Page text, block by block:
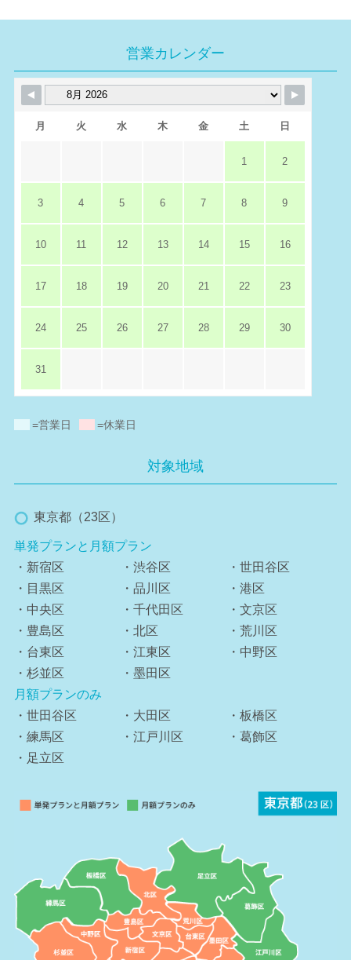
営業カレンダー
月 火 水 木 金 土 日
1 2
3 4 5 6 7 8 9
10 11 12 13 14 15 16
17 18 19 20 21 22 23
24 25 26 27 28 29 30
31
=営業日 =休業日
対象地域
東京都（23区）
単発プランと月額プラン
・新宿区
・渋谷区
・世田谷区
・目黒区
・品川区
・港区
・中央区
・千代田区
・文京区
・豊島区
・北区
・荒川区
・台東区
・江東区
・中野区
・杉並区
・墨田区
月額プランのみ
・世田谷区
・大田区
・板橋区
・練馬区
・江戸川区
・葛飾区
・足立区